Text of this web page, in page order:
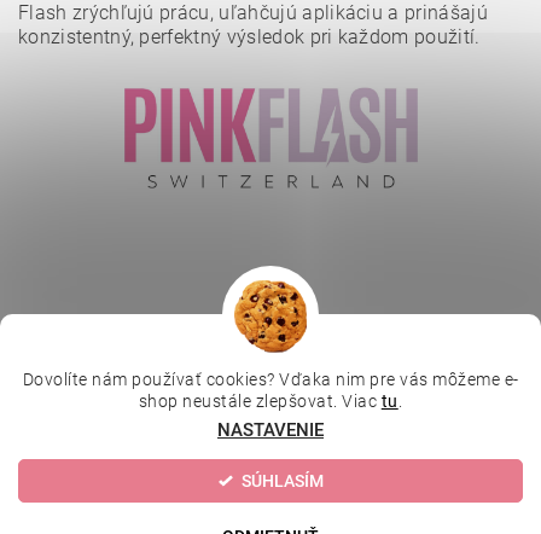
Vložením hodnotenie súhlasíte spodmienkami ochrany
osobných údajov.
Flash zrýchľujú prácu, uľahčujú aplikáciu a prinášajú
konzistentný, perfektný výsledok pri každom použití.
Depilujeme.cz | Kosmetická škola | Online kosmetické kurzy |
MikroArt | Ella Baché
2026 © Kozmetický obchod, všetky práva vyhradenéUpraviť nastavenie cookies
Vytvoril Shoptet
Dovolíte nám používať cookies? Vďaka nim pre vás môžeme e-
shop neustále zlepšovat. Viac tu
NASTAVENIE
SÚHLASÍM